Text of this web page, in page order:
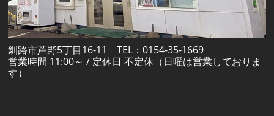
釧路市芦野5丁目16-11 TEL：0154-35-1669
営業時間 11:00～ / 定休日 不定休（日曜は営業しておりま
す）